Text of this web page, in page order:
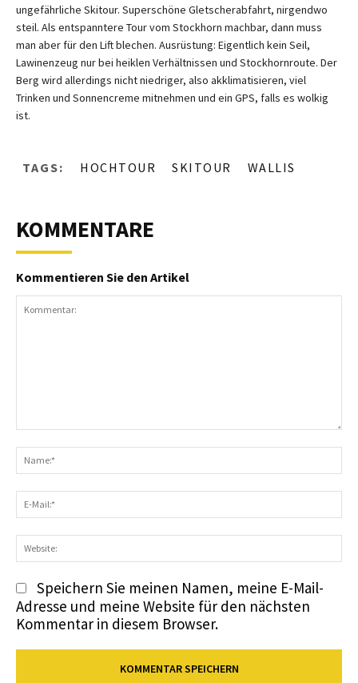
ungefährliche Skitour. Superschöne Gletscherabfahrt, nirgendwo
steil. Als entspanntere Tour vom Stockhorn machbar, dann muss
man aber für den Lift blechen. Ausrüstung: Eigentlich kein Seil,
Lawinenzeug nur bei heiklen Verhältnissen und Stockhornroute. Der
Berg wird allerdings nicht niedriger, also akklimatisieren, viel
Trinken und Sonnencreme mitnehmen und ein GPS, falls es wolkig
ist.
TAGS: HOCHTOUR SKITOUR WALLIS
KOMMENTARE
Kommentieren Sie den Artikel
Speichern Sie meinen Namen, meine E-Mail-
Adresse und meine Website für den nächsten
Kommentar in diesem Browser.